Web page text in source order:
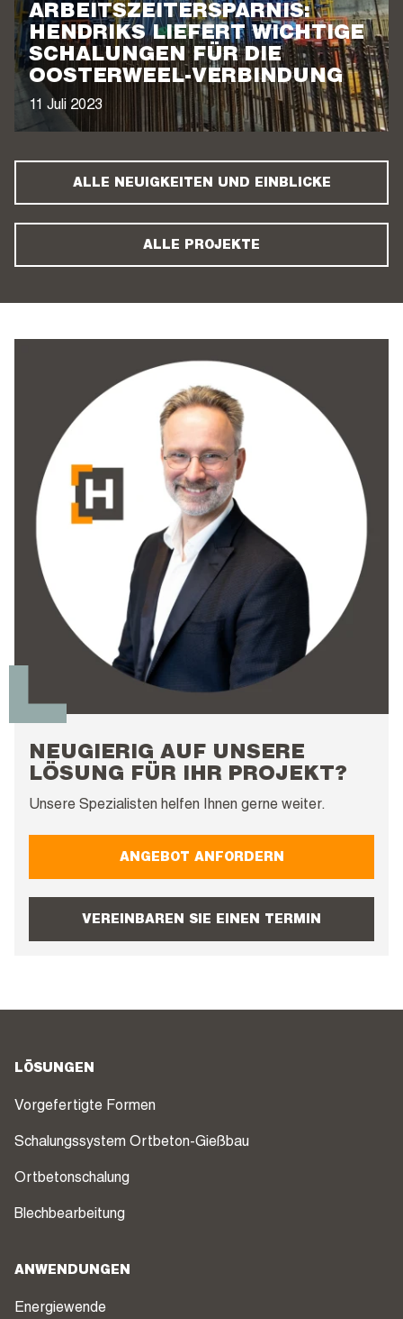
ARBEITSZEITERSPARNIS:
HENDRIKS LIEFERT WICHTIGE
SCHALUNGEN FÜR DIE
OOSTERWEEL-VERBINDUNG
11 Juli 2023
ALLE NEUIGKEITEN UND EINBLICKE
ALLE PROJEKTE
NEUGIERIG AUF UNSERE
LÖSUNG FÜR IHR PROJEKT?
Unsere Spezialisten helfen Ihnen gerne weiter.
ANGEBOT ANFORDERN
VEREINBAREN SIE EINEN TERMIN
LÖSUNGEN
Vorgefertigte Formen
Schalungssystem Ortbeton-Gießbau
Ortbetonschalung
Blechbearbeitung
ANWENDUNGEN
Energiewende